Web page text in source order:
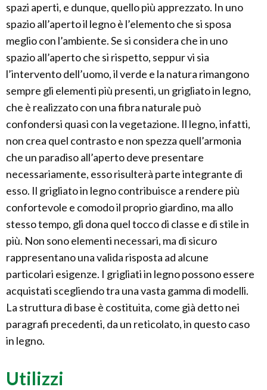
spazi aperti, e dunque, quello più apprezzato. In uno
spazio all’aperto il legno è l’elemento che si sposa
meglio con l’ambiente. Se si considera che in uno
spazio all’aperto che si rispetto, seppur vi sia
l’intervento dell’uomo, il verde e la natura rimangono
sempre gli elementi più presenti, un grigliato in legno,
che è realizzato con una fibra naturale può
confondersi quasi con la vegetazione. Il legno, infatti,
non crea quel contrasto e non spezza quell’armonia
che un paradiso all’aperto deve presentare
necessariamente, esso risulterà parte integrante di
esso. Il grigliato in legno contribuisce a rendere più
confortevole e comodo il proprio giardino, ma allo
stesso tempo, gli dona quel tocco di classe e di stile in
più. Non sono elementi necessari, ma di sicuro
rappresentano una valida risposta ad alcune
particolari esigenze. I grigliati in legno possono essere
acquistati scegliendo tra una vasta gamma di modelli.
La struttura di base è costituita, come già detto nei
paragrafi precedenti, da un reticolato, in questo caso
in legno.
Utilizzi